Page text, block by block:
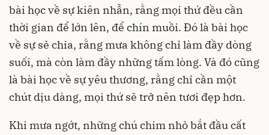
bài học về sự kiên nhẫn, rằng mọi thứ đều cần
thời gian để lớn lên, để chín muồi. Đó là bài học
về sự sẻ chia, rằng mưa không chỉ làm đầy dòng
suối, mà còn làm đầy những tấm lòng. Và đó cũng
là bài học về sự yêu thương, rằng chỉ cần một
chút dịu dàng, mọi thứ sẽ trở nên tươi đẹp hơn.
Khi mưa ngớt, những chú chim nhỏ bắt đầu cất